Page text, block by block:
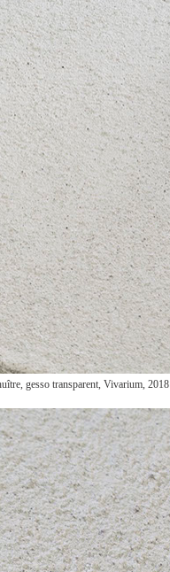
gesso transparent, Vivarium, 2018